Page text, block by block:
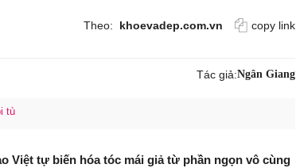
Theo: khoevadep.com.vn copy link
Tác giả:Ngân Giang
tù
Việt tự biến hóa tóc mái giả từ phần ngọn vô cùng